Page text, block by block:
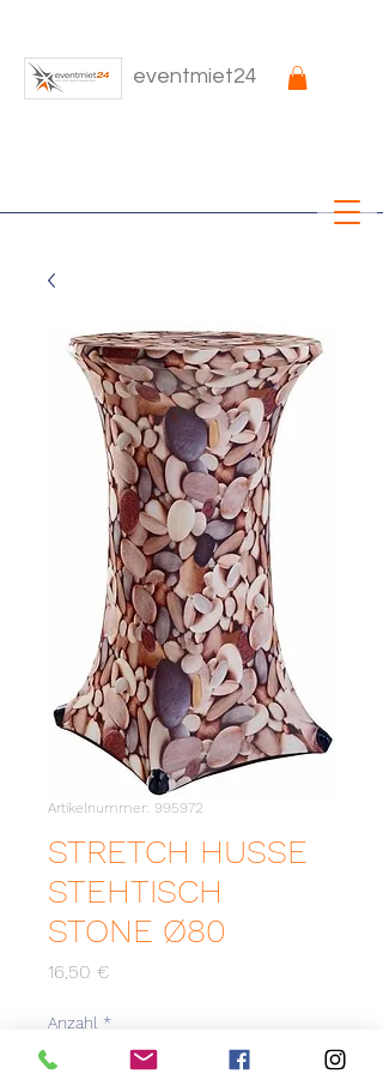
eventmiet24
Artikelnummer: 995972
STRETCH HUSSE
STEHTISCH
STONE Ø80
16,50 €
Anzahl *